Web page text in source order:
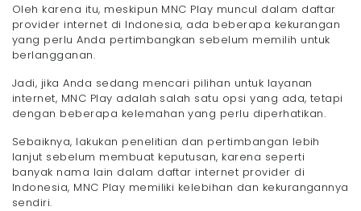
Oleh karena itu, meskipun MNC Play muncul dalam daftar
provider internet di Indonesia, ada beberapa kekurangan
yang perlu Anda pertimbangkan sebelum memilih untuk
berlangganan.
Jadi, jika Anda sedang mencari pilihan untuk layanan
internet, MNC Play adalah salah satu opsi yang ada, tetapi
dengan beberapa kelemahan yang perlu diperhatikan.
Sebaiknya, lakukan penelitian dan pertimbangan lebih
lanjut sebelum membuat keputusan, karena seperti
banyak nama lain dalam daftar internet provider di
Indonesia, MNC Play memiliki kelebihan dan kekurangannya
sendiri.